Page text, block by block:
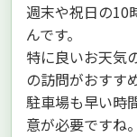
週末や祝日の10
んです。
特に良いお天気
の訪問がおすす
駐車場も早い時
意が必要ですね。